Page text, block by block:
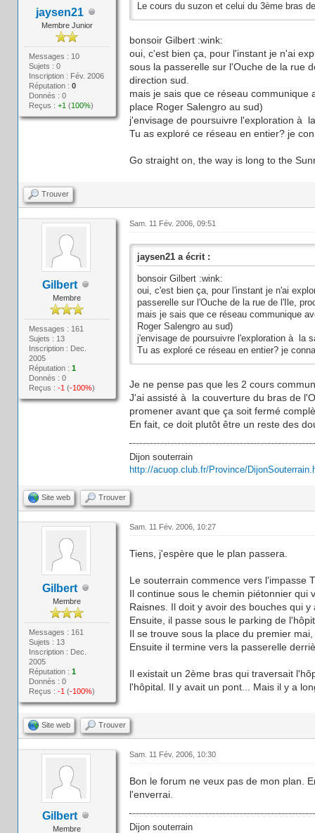
jaysen21
Membre Junior
Messages : 10
Sujets : 0
Inscription : Fév. 2006
Réputation :0
Donnés : 0
Reçus :+1 (100%)
Le cours du suzon et celui du 3ème bras
bonsoir Gilbert :wink:
oui, c'est bien ça, pour l'instant je n'ai
sous la passerelle sur l'Ouche de la rue
direction sud.
mais je sais que ce réseau
place Roger Salengro au sud)
j'envisage de poursuivre l'exploration à
Tu as exploré ce réseau en entier? je
Go straight on, the way is long to the
Trouver
Gilbert
Membre
Messages : 161
Sujets : 13
Inscription : Dec.
2005
Réputation :1
Donnés : 0
Reçus :-1 (-100%)
Sam. 11 Fév. 2006, 09:51
jaysen21 a écrit :
bonsoir Gilbert :wink:
oui, c'est bien ça, pour l'instant je n'ai
passerelle sur l'Ouche de la rue de l'Ile,
mais je sais que ce réseau communique
Roger Salengro au sud)
j'envisage de poursuivre l'exploration à la
Tu as exploré ce réseau en entier? je
Je ne pense pas que les 2 cours
J'ai assisté à la couverture du bras de
promener avant que ça soit fermé
En fait, ce doit plutôt être un reste des
Dijon souterrain
http://acuop.club.fr/Province/
Site web Trouver
Gilbert
Membre
Messages : 161
Sujets : 13
Inscription : Dec.
2005
Réputation :1
Donnés : 0
Reçus :-1 (-100%)
Sam. 11 Fév. 2006, 10:27
Tiens, j'espère que le plan passera.
Le souterrain commence vers l'impasse
Il continue sous le chemin piétonnier qui
Raisnes. Il doit y avoir des bouches qui
Ensuite, il passe sous le parking de
Il se trouve sous la place du premier
Ensuite il termine vers la passerelle
Il existait un 2ème bras qui traversait
l'hôpital. Il y avait un pont... Mais il y a
Site web Trouver
Gilbert
Membre
Sam. 11 Fév. 2006, 10:30
Bon le forum ne veux pas de mon plan.
l'enverrai.
Dijon souterrain